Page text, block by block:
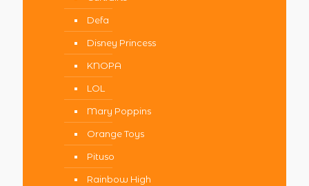
Defa
Disney Princess
KNOPA
LOL
Mary Poppins
Orange Toys
Pituso
Rainbow High